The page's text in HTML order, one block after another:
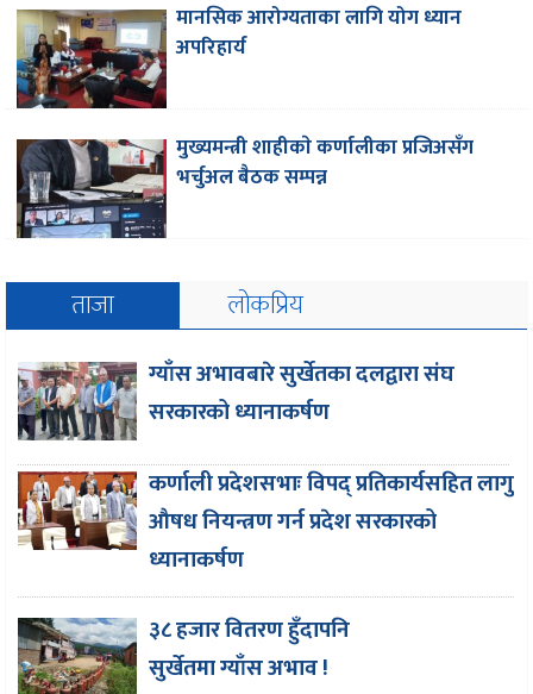
मानसिक आरोग्यताका लागि योग ध्यान
अपरिहार्य
मुख्यमन्त्री शाहीकाे कर्णालीका प्रजिअसँग
भर्चुअल बैठक सम्पन्न
ताजा लोकप्रिय
ग्याँस अभावबारे सुर्खेतका दलद्वारा संघ
सरकारको ध्यानाकर्षण
कर्णाली प्रदेशसभाः विपद् प्रतिकार्यसहित लागु
औषध नियन्त्रण गर्न प्रदेश सरकारको
ध्यानाकर्षण
३८ हजार वितरण हुँदापनि
सुर्खेतमा ग्याँस अभाव !